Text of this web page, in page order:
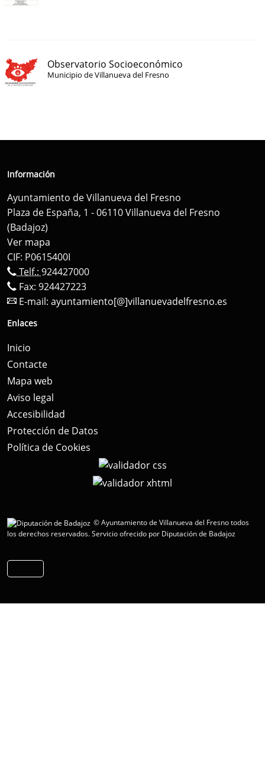
Observatorio Socioeconómico
Municipio de Villanueva del Fresno
Información
Ayuntamiento de Villanueva del Fresno
Plaza de España, 1 - 06110 Villanueva del Fresno
(Badajoz)
Ver mapa
CIF: P0615400I
Telf.: 924427000
Fax: 924427223
E-mail: ayuntamiento[@]villanuevadelfresno.es
Enlaces
Inicio
Contacte
Mapa web
Aviso legal
Accesibilidad
Protección de Datos
Política de Cookies
© Ayuntamiento de Villanueva del Fresno todos
los derechos reservados.Servicio ofrecido por Diputación de Badajoz